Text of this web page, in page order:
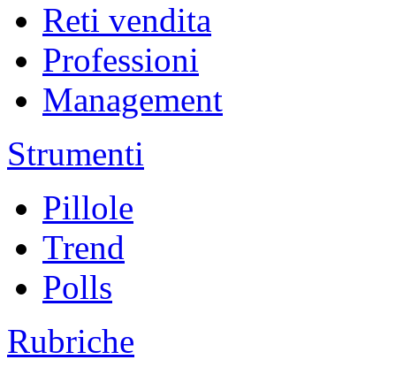
Reti vendita
Professioni
Management
Strumenti
Pillole
Trend
Polls
Rubriche